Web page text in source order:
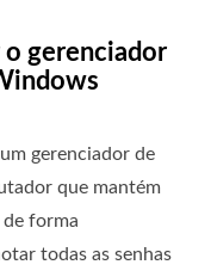
o gerenciador
gerenciador de
que mantém
de forma
todas as senhas